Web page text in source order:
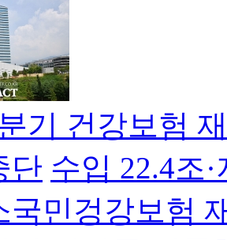
기 건강보험
단 수입 22.4조
국민겅강보험